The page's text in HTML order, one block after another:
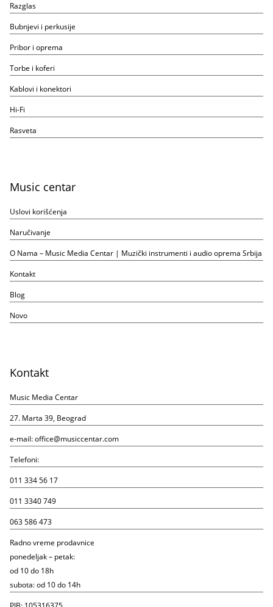
Razglas
Bubnjevi i perkusije
Pribor i oprema
Torbe i koferi
Kablovi i konektori
Hi-Fi
Rasveta
Music centar
Uslovi korišćenja
Naručivanje
O Nama – Music Media Centar | Muzički instrumenti i audio oprema Srbija
Kontakt
Blog
Novo
Kontakt
Music Media Centar
27. Marta 39, Beograd
e-mail:office@musiccentar.com
Telefoni:
011 334 56 17
011 3340 749
063 586 473
Radno vreme prodavnice
ponedeljak – petak:
od 10 do 18h
subota: od 10 do 14h